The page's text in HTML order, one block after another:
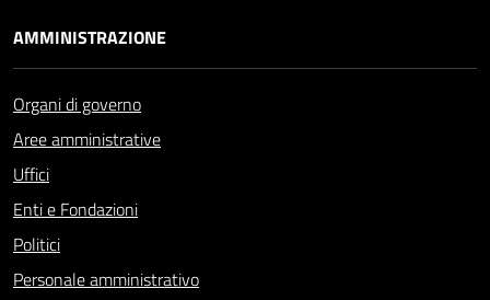
AMMINISTRAZIONE
Organi di governo
Aree amministrative
Uffici
Enti e Fondazioni
Politici
Personale amministrativo